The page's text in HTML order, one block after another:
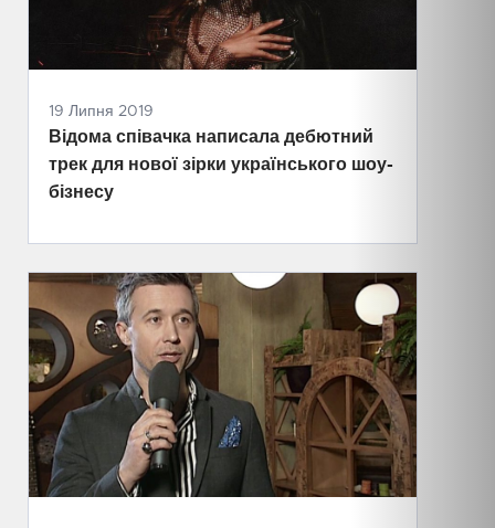
19 Липня 2019
Відома співачка написала дебютний
трек для нової зірки українського шоу-
бізнесу